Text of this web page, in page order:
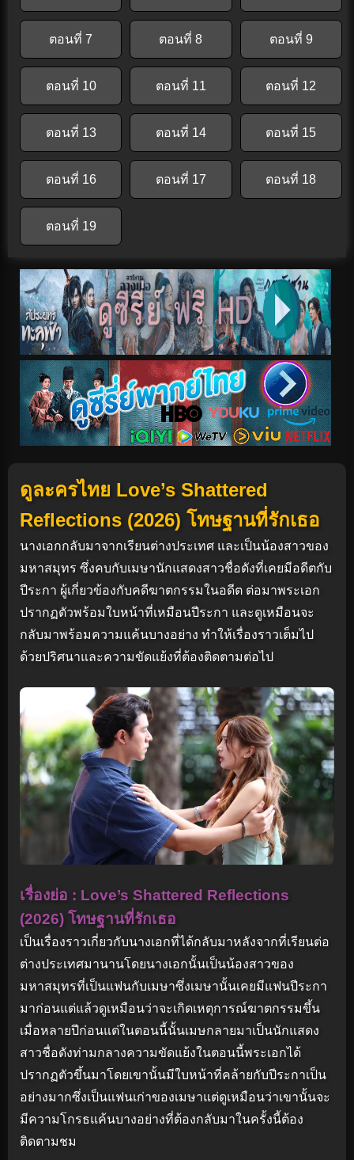
ตอนที่ 7 ตอนที่ 8 ตอนที่ 9
ตอนที่ 10 ตอนที่ 11 ตอนที่ 12
ตอนที่ 13 ตอนที่ 14 ตอนที่ 15
ตอนที่ 16 ตอนที่ 17 ตอนที่ 18
ตอนที่ 19
ดูละครไทย Love’s Shattered
Reflections (2026) โทษฐานที่รักเธอ
นางเอกกลับมาจากเรียนต่างประเทศ และเป็นน้องสาวของ
มหาสมุทร ซึ่งคบกับเมษานักแสดงสาวชื่อดังที่เคยมีอดีตกับ
ปีระกา ผู้เกี่ยวข้องกับคดีฆาตกรรมในอดีต ต่อมาพระเอก
ปรากฏตัวพร้อมใบหน้าที่เหมือนปีระกา และดูเหมือนจะ
กลับมาพร้อมความแค้นบางอย่าง ทำให้เรื่องราวเต็มไป
ด้วยปริศนาและความขัดแย้งที่ต้องติดตามต่อไป
เรื่องย่อ : Love’s Shattered Reflections
(2026) โทษฐานที่รักเธอ
เป็นเรื่องราวเกี่ยวกับนางเอกที่ได้กลับมาหลังจากที่เรียนต่อ
ต่างประเทศมานานโดยนางเอกนั้นเป็นน้องสาวของ
มหาสมุทรที่เป็นแฟนกับเมษาซึ่งเมษานั้นเคยมีแฟนปีระกา
มาก่อนแต่แล้วดูเหมือนว่าจะเกิดเหตุการณ์ฆาตกรรมขึ้น
เมื่อหลายปีก่อนแต่ในตอนนี้นั้นเมษกลายมาเป็นนักแสดง
สาวชื่อดังท่ามกลางความขัดแย้งในตอนนี้พระเอกได้
ปรากฏตัวขึ้นมาโดยเขานั้นมีใบหน้าที่คล้ายกับปีระกาเป็น
อย่างมากซึ่งเป็นแฟนเก่าของเมษาแต่ดูเหมือนว่าเขานั้นจะ
มีความโกรธแค้นบางอย่างที่ต้องกลับมาในครั้งนี้ต้อง
ติดตามชม